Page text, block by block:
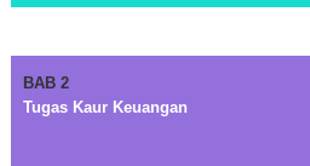
BAB 2
Tugas Kaur Keuangan